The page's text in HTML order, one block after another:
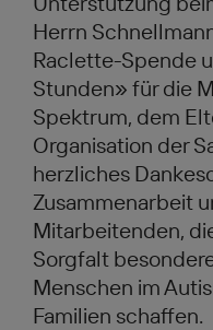
Herrn
Raclette-Spende
Stunden» für die
Spektrum, dem
Organisation der
herzliches
Zusammenarbeit
Mitarbeitenden,
Sorgfalt
Menschen im
Familien schaffen.